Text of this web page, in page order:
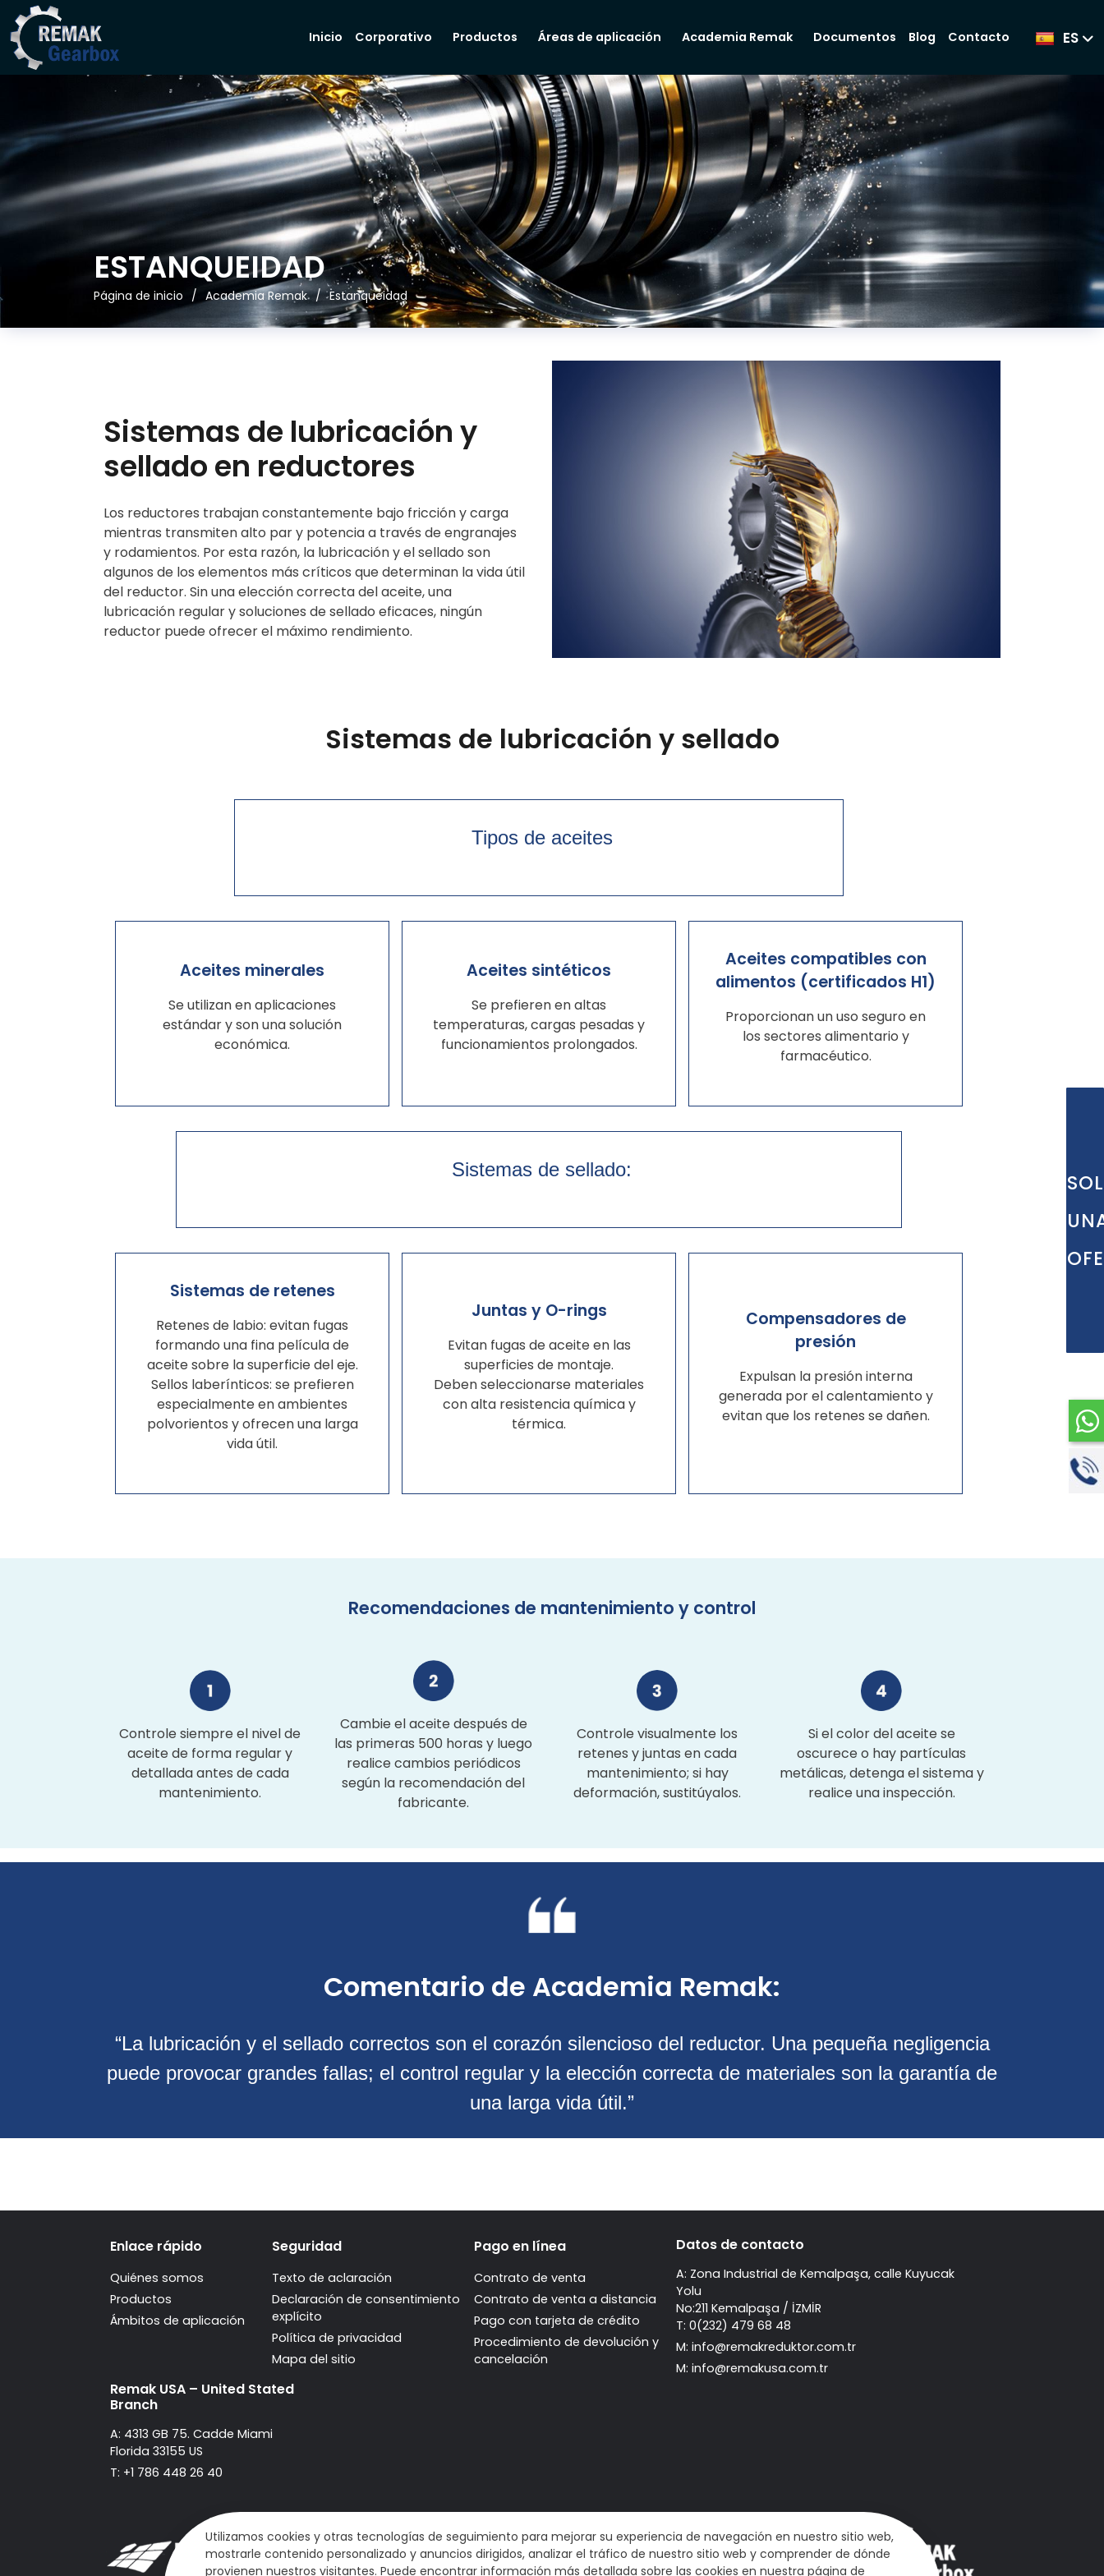
Utilizamos cookies y otras tecnologías de seguimiento para mejorar su experiencia de navegación en nuestro sitio web,
mostrarle contenido personalizado y anuncios dirigidos, analizar el tráfico de nuestro sitio web y comprender de dónde
provienen nuestros visitantes. Puede encontrar información más detallada sobre las cookies en nuestra página de
Inicio Corporativo Productos Áreas de aplicación Academia Remak Documentos Blog Contacto ES
ESTANQUEIDAD
Página de inicio Academia Remak Estanqueidad
Sistemas de lubricación y
sellado en reductores
Los reductores trabajan constantemente bajo fricción y carga
mientras transmiten alto par y potencia a través de engranajes
y rodamientos. Por esta razón, la lubricación y el sellado son
algunos de los elementos más críticos que determinan la vida útil
del reductor. Sin una elección correcta del aceite, una
lubricación regular y soluciones de sellado eficaces, ningún
reductor puede ofrecer el máximo rendimiento.
Sistemas de lubricación y sellado
Tipos de aceites
Aceites minerales
Se utilizan en aplicaciones
estándar y son una solución
económica.
Aceites sintéticos
Se prefieren en altas
temperaturas, cargas pesadas y
funcionamientos prolongados.
Aceites compatibles con
alimentos (certificados H1)
Proporcionan un uso seguro en
los sectores alimentario y
farmacéutico.
Sistemas de sellado:
Sistemas de retenes
Retenes de labio: evitan fugas
formando una fina película de
aceite sobre la superficie del eje.
Sellos laberínticos: se prefieren
especialmente en ambientes
polvorientos y ofrecen una larga
vida útil.
Juntas y O-rings
Evitan fugas de aceite en las
superficies de montaje.
Deben seleccionarse materiales
con alta resistencia química y
térmica.
Compensadores de
presión
Expulsan la presión interna
generada por el calentamiento y
evitan que los retenes se dañen.
Recomendaciones de mantenimiento y control
Controle siempre el nivel de
aceite de forma regular y
detallada antes de cada
mantenimiento.
Cambie el aceite después de
las primeras 500 horas y luego
realice cambios periódicos
según la recomendación del
fabricante.
Controle visualmente los
retenes y juntas en cada
mantenimiento; si hay
deformación, sustitúyalos.
Si el color del aceite se
oscurece o hay partículas
metálicas, detenga el sistema y
realice una inspección.
Comentario de Academia Remak:
“La lubricación y el sellado correctos son el corazón silencioso del reductor. Una pequeña negligencia
puede provocar grandes fallas; el control regular y la elección correcta de materiales son la garantía de
una larga vida útil.”
Enlace rápido
Quiénes somos
Productos
Ámbitos de aplicación
Seguridad
Texto de aclaración
Declaración de consentimiento
explícito
Política de privacidad
Mapa del sitio
Pago en línea
Contrato de venta
Contrato de venta a distancia
Pago con tarjeta de crédito
Procedimiento de devolución y
cancelación
Datos de contacto
A: Zona Industrial de Kemalpaşa, calle Kuyucak
Yolu
No:211 Kemalpaşa / İZMİR
T: 0(232) 479 68 48
M: info@remakreduktor.com.tr
M: info@remakusa.com.tr
Remak USA – United Stated
Branch
A: 4313 GB 75. Cadde Miami
Florida 33155 US
T: +1 786 448 26 40